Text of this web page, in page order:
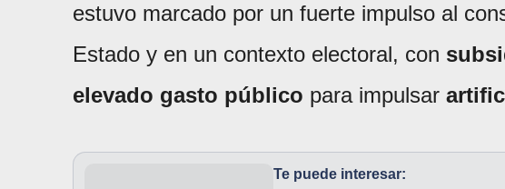
estuvo marcado por un fuerte impulso al
Estado y en un contexto electoral, con
elevado gasto público para impulsar
Te puede interesar: